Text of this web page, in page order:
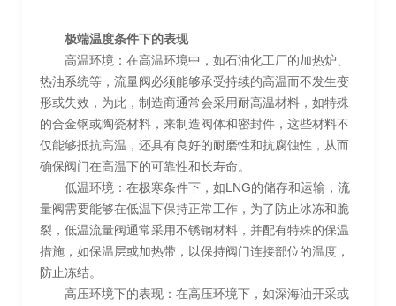
极端温度条件下的表现
高温环境：在高温环境中，如石油化工厂的加热炉、
热油系统等，流量阀必须能够承受持续的高温而不发生变
形或失效，为此，制造商通常会采用耐高温材料，如特殊
的合金钢或陶瓷材料，来制造阀体和密封件，这些材料不
仅能够抵抗高温，还具有良好的耐磨性和抗腐蚀性，从而
确保阀门在高温下的可靠性和长寿命。
低温环境：在极寒条件下，如LNG的储存和运输，流
量阀需要能够在低温下保持正常工作，为了防止冰冻和脆
裂，低温流量阀通常采用不锈钢材料，并配有特殊的保温
措施，如保温层或加热带，以保持阀门连接部位的温度，
防止冻结。
高压环境下的表现：在高压环境下，如深海油开采或